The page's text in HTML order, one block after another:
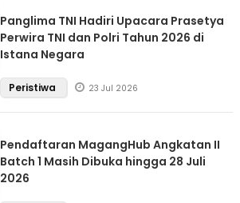
Panglima TNI Hadiri Upacara Prasetya
Perwira TNI dan Polri Tahun 2026 di
Istana Negara
Peristiwa 23 Jul 2026
Pendaftaran MagangHub Angkatan II
Batch 1 Masih Dibuka hingga 28 Juli
2026